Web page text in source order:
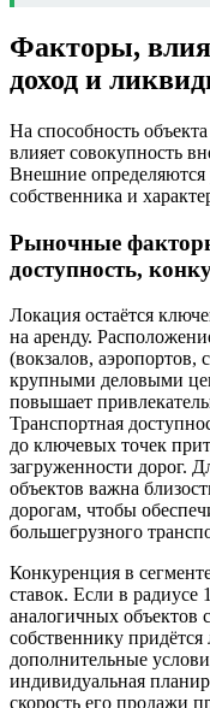
Факторы,
доход и
На способность
влияет совокупность
Внешние
собственника и
Рыночные
доступность,
Локация остаётся
на аренду.
(вокзалов, аэропортов,
крупными деловыми
повышает
Транспортная
до ключевых точек
загруженности дорог.
объектов важна
дорогам, чтобы
большегрузного
Конкуренция в
ставок. Если в радиусе
аналогичных объектов
собственнику придётся
дополнительные
индивидуальная
скорость его продажи